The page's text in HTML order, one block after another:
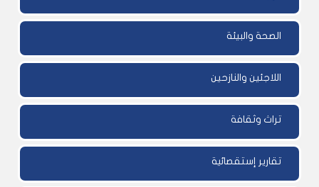
الصحة والبيئة
اللاجئين والنازحين
تراث وثقافة
تقارير إستقصائية